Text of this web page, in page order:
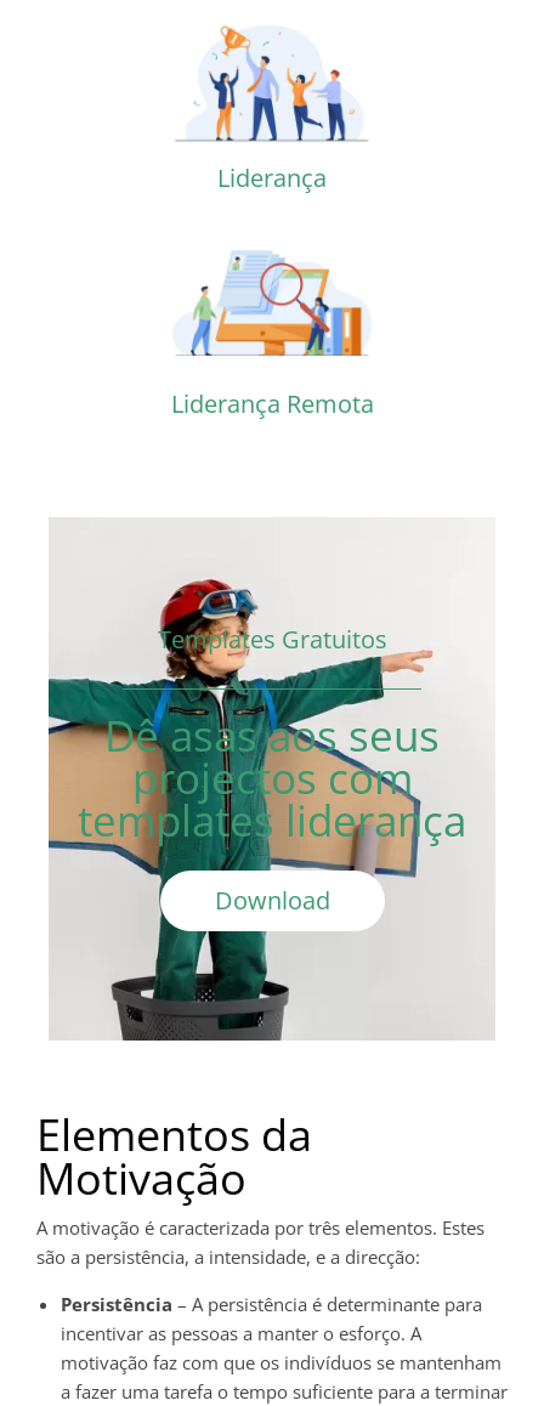
Liderança
Liderança Remota
Templates Gratuitos
Dê asas aos seus
projectos com
templates liderança
Download
Elementos da
Motivação
A motivação é caracterizada por três elementos. Estes
são a persistência, a intensidade, e a direcção:
Persistência – A persistência é determinante para
incentivar as pessoas a manter o esforço. A
motivação faz com que os indivíduos se mantenham
a fazer uma tarefa o tempo suficiente para a terminar